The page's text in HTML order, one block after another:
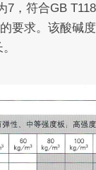
符合GB
要求。该酸碱